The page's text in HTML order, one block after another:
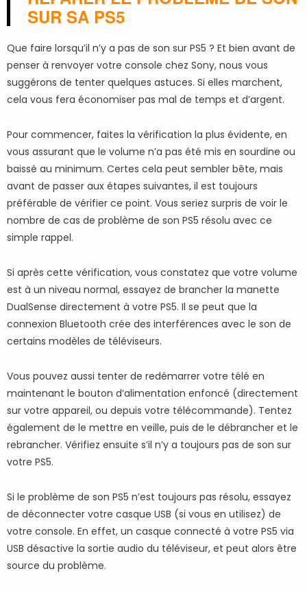
SUR SA PS5
Que faire lorsqu’il n’y a pas de son sur PS5 ? Et bien avant de
penser à renvoyer votre console chez Sony, nous vous
suggérons de tenter quelques astuces. Si elles marchent,
cela vous fera économiser pas mal de temps et d’argent.
Pour commencer, faites la vérification la plus évidente, en
vous assurant que le volume n’a pas été mis en sourdine ou
baissé au minimum. Certes cela peut sembler bête, mais
avant de passer aux étapes suivantes, il est toujours
préférable de vérifier ce point. Vous seriez surpris de voir le
nombre de cas de problème de son PS5 résolu avec ce
simple rappel.
Si après cette vérification, vous constatez que votre volume
est à un niveau normal, essayez de brancher la manette
DualSense directement à votre PS5. Il se peut que la
connexion Bluetooth crée des interférences avec le son de
certains modèles de téléviseurs.
Vous pouvez aussi tenter de redémarrer votre télé en
maintenant le bouton d’alimentation enfoncé (directement
sur votre appareil, ou depuis votre télécommande). Tentez
également de le mettre en veille, puis de le débrancher et le
rebrancher. Vérifiez ensuite s’il n’y a toujours pas de son sur
votre PS5.
Si le problème de son PS5 n’est toujours pas résolu, essayez
de déconnecter votre casque USB (si vous en utilisez) de
votre console. En effet, un casque connecté à votre PS5 via
USB désactive la sortie audio du téléviseur, et peut alors être
source du problème.